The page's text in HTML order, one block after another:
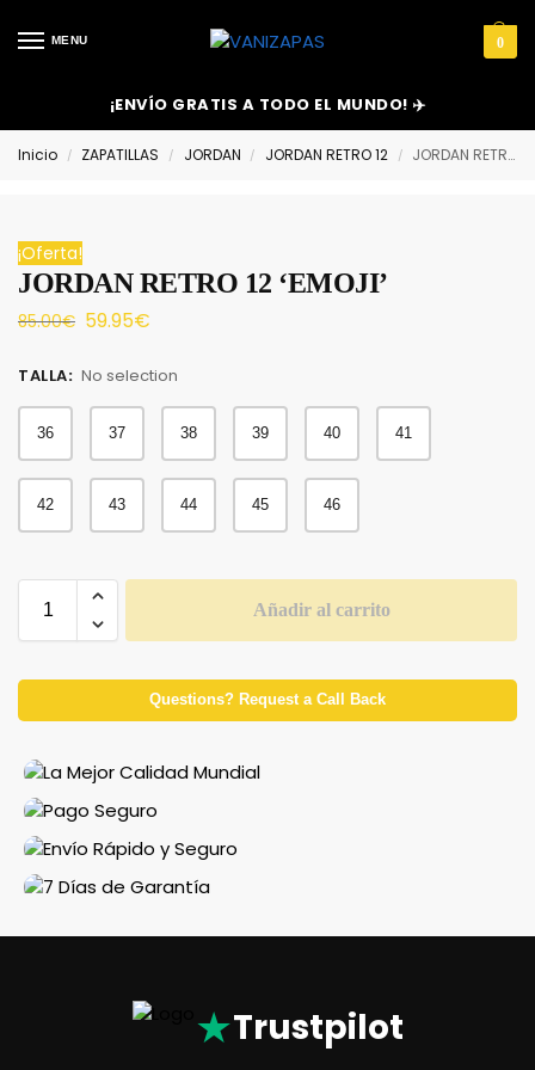
MENU 0
¡ENVÍO GRATIS A TODO EL MUNDO! ✈️
Inicio / ZAPATILLAS / JORDAN / JORDAN RETRO 12 / JORDAN RETRO 12 ‘EMOJI’
¡Oferta!
JORDAN RETRO 12 ‘EMOJI’
85.00€ 59.95€
TALLA: No selection
36 37 38 39 40 41
42 43 44 45 46
Añadir al carrito
Questions? Request a Call Back
★Trustpilot